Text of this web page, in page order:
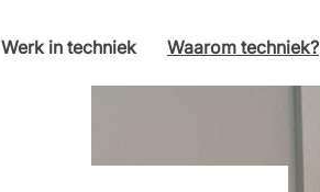
Werk in techniek Waarom techniek?